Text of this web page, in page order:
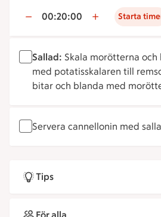
00:20:00 Starta
Sallad: Skala morötterna och
med potatisskalaren till
bitar och blanda med
Servera cannellonin med
Tips